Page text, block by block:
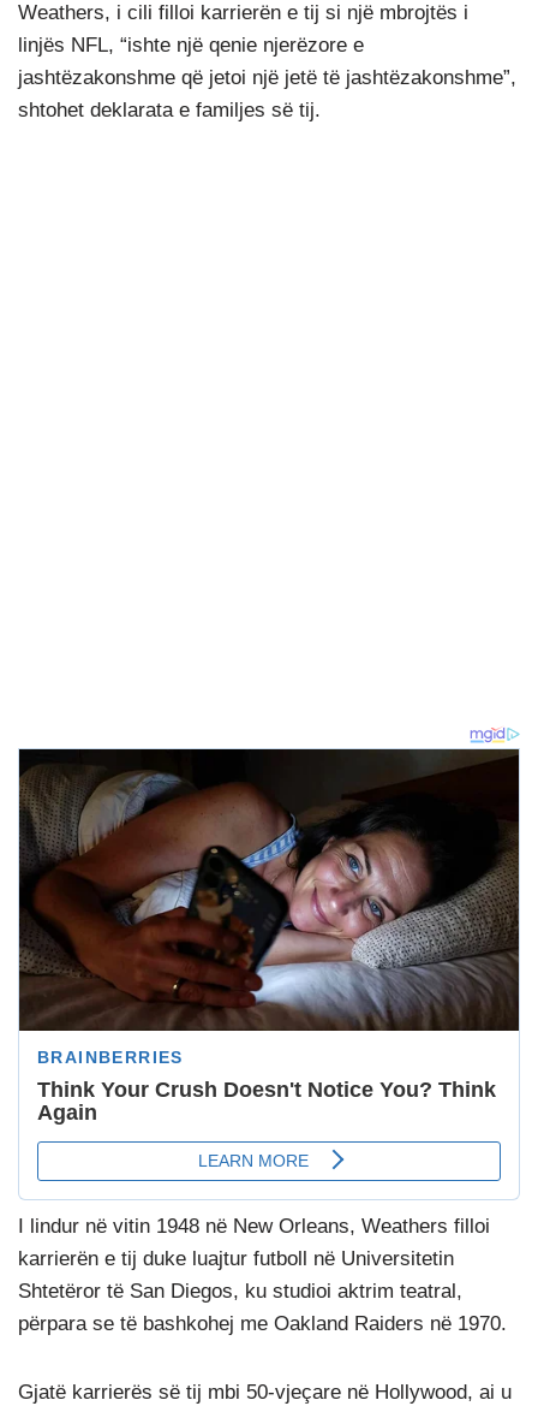
Weathers, i cili filloi karrierën e tij si një mbrojtës i
linjës NFL, “ishte një qenie njerëzore e
jashtëzakonshme që jetoi një jetë të jashtëzakonshme”,
shtohet deklarata e familjes së tij.
I lindur në vitin 1948 në New Orleans, Weathers filloi
karrierën e tij duke luajtur futboll në Universitetin
Shtetëror të San Diegos, ku studioi aktrim teatral,
përpara se të bashkohej me Oakland Raiders në 1970.
Gjatë karrierës së tij mbi 50-vjeçare në Hollywood, ai u